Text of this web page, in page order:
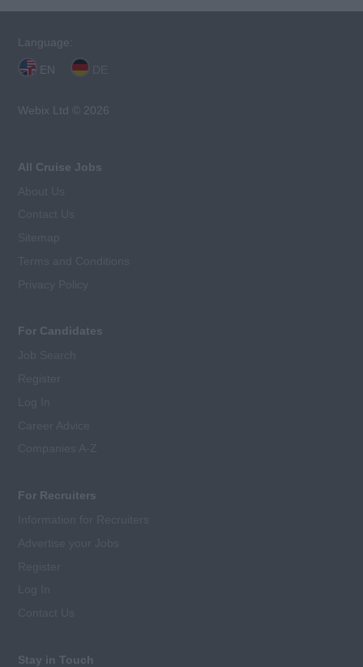
Language:
EN
Webix Ltd © 2026
All Cruise Jobs
For Candidates
For Recruiters
Stay in Touch